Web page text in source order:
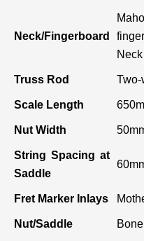
Neck/Fingerboard
Neck
Truss Rod Two-
Scale Length
Nut Width
String Spacing at
Saddle
Fret Marker Inlays
Nut/Saddle Bone